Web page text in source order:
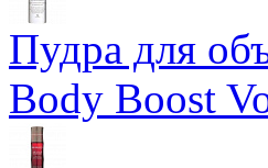
Пудра для
Body Boost